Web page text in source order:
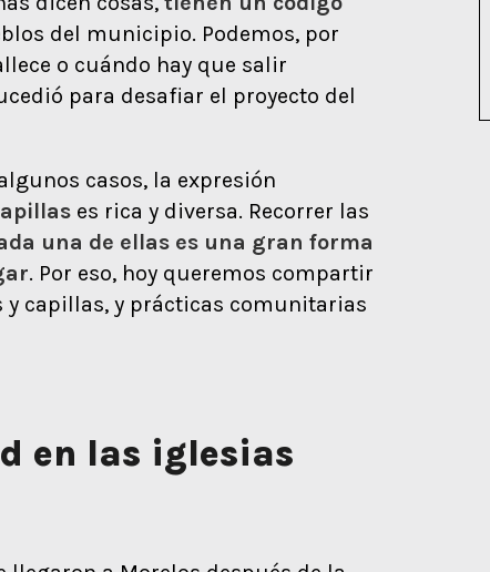
del municipio. Podemos, por
o cuándo hay que salir
para desafiar el proyecto del
casos, la expresión
es rica y diversa. Recorrer las
una de ellas es una gran forma
. Por eso, hoy queremos compartir
capillas, y prácticas comunitarias
en las iglesias